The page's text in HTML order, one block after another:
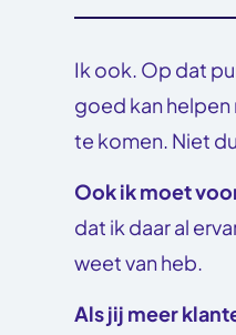
Ik ook. Op dat
goed kan helpen
te komen. Niet
Ook ik moet
dat ik daar al
weet van heb.
Als jij meer